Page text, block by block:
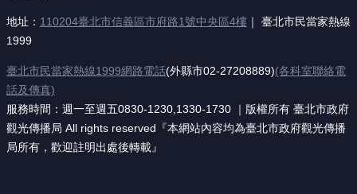
地址： 110204臺北市信義區市府路1號中央區4樓 ｜ 臺北市民當家熱線
1999
臺北市民當家熱線1999網路電話(外縣市02-27208889)(各科室聯絡電
話及傳真)
服務時間：週一至週五0830-1230,1330-1730 ｜版權所有 臺北市政府
觀光傳播局 All rights reserved『本網站內容均為臺北市政府觀光傳播
局所有，歡迎註明出處後轉載』